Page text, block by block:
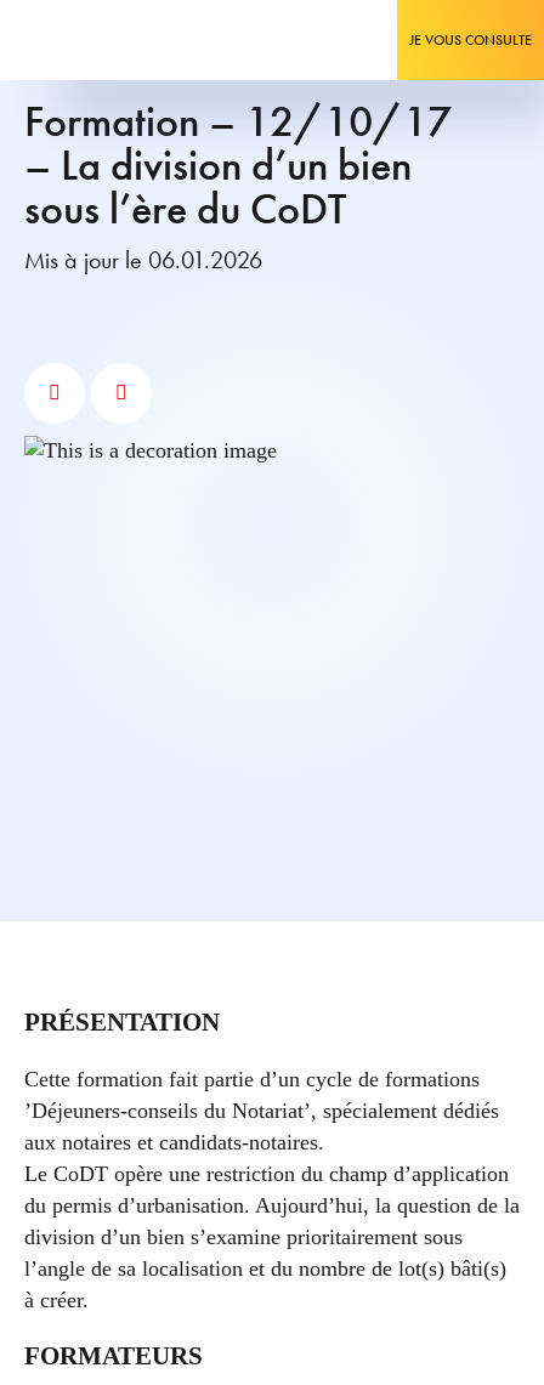
JE VOUS CONSULTE
Formation – 12/10/17
– La division d’un bien
sous l’ère du CoDT
Mis à jour le 06.01.2026
PRÉSENTATION
Cette formation fait partie d’un cycle de formations
’Déjeuners-conseils du Notariat’, spécialement dédiés
aux notaires et candidats-notaires.
Le CoDT opère une restriction du champ d’application
du permis d’urbanisation. Aujourd’hui, la question de la
division d’un bien s’examine prioritairement sous
l’angle de sa localisation et du nombre de lot(s) bâti(s)
à créer.
FORMATEURS